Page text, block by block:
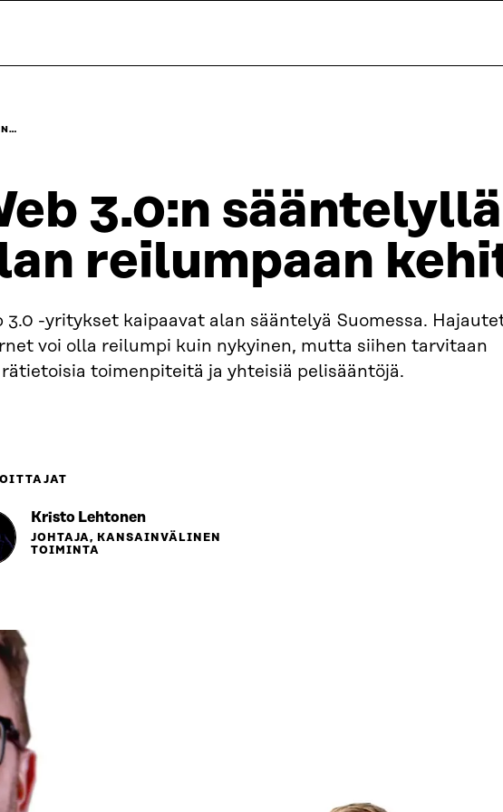
3.0:n
reilumpaan
3.0 -yritykset kaipaavat alan sääntelyä Suomessa.
voi olla reilumpi kuin nykyinen, mutta siihen tarvitaan
toimenpiteitä ja yhteisiä pelisääntöjä.
Kristo Lehtonen
JOHTAJA, KANSAINVÄLINEN
TOIMINTA